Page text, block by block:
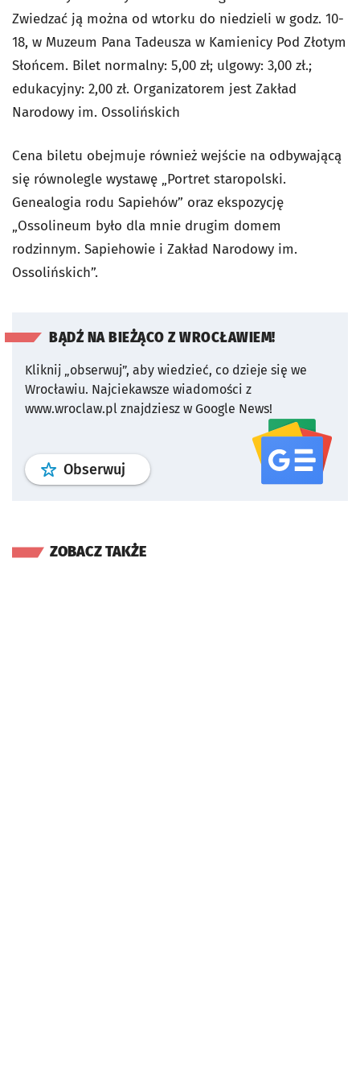
Zwiedzać ją można od wtorku do niedzieli w godz. 10-
18, w Muzeum Pana Tadeusza w Kamienicy Pod Złotym
Słońcem. Bilet normalny: 5,00 zł; ulgowy: 3,00 zł.;
edukacyjny: 2,00 zł. Organizatorem jest Zakład
Narodowy im. Ossolińskich
Cena biletu obejmuje również wejście na odbywającą
się równolegle wystawę „Portret staropolski.
Genealogia rodu Sapiehów” oraz ekspozycję
„Ossolineum było dla mnie drugim domem
rodzinnym. Sapiehowie i Zakład Narodowy im.
Ossolińskich”.
BĄDŹ NA BIEŻĄCO Z WROCŁAWIEM!
Kliknij „obserwuj”, aby wiedzieć, co dzieje się we
Wrocławiu. Najciekawsze wiadomości z
www.wroclaw.pl znajdziesz w Google News!
Obserwuj profil serwisu
ZOBACZ TAKŻE